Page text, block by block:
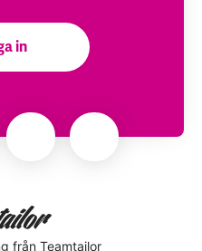
in
från Teamtailor